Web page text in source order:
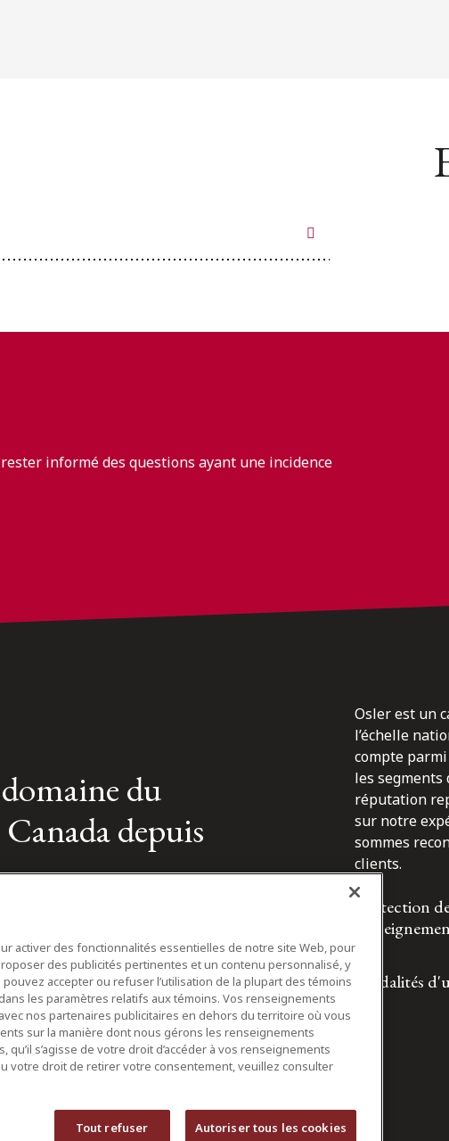
informé des questions ayant une incidence
du
depuis
Osler est un
l’échelle
compte
les segments
réputation
sur notre
sommes
clients.
Protection
Modalités
activer des fonctionnalités essentielles de notre site Web, pour
des publicités pertinentes et un contenu personnalisé, y
accepter ou refuser l’utilisation de la plupart des témoins
les paramètres relatifs aux témoins. Vos renseignements
nos partenaires publicitaires en dehors du territoire où vous
sur la manière dont nous gérons les renseignements
s’agisse de votre droit d’accéder à vos renseignements
votre droit de retirer votre consentement, veuillez consulter
Tout refuser Autoriser tous les cookies